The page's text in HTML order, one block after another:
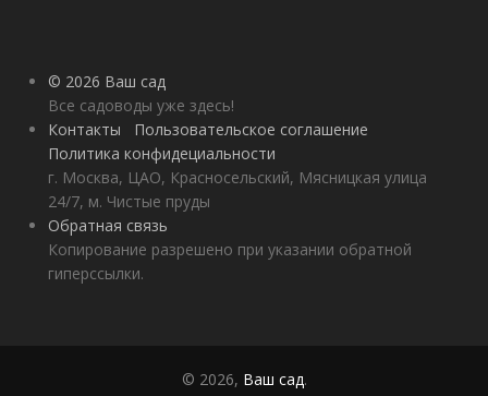
© 2026 Ваш сад
Все садоводы уже здесь!
Контакты
Пользовательское соглашение
Политика конфидециальности
г. Москва, ЦАО, Красносельский, Мясницкая улица
24/7, м. Чистые пруды
Обратная связь
Копирование разрешено при указании обратной
гиперссылки.
© 2026, Ваш сад.